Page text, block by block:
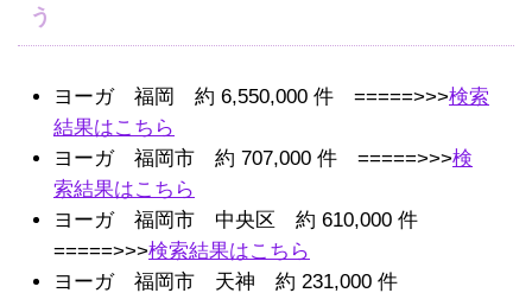
う
ヨーガ 福岡 約 6,550,000 件 =====>>>検索
結果はこちら
ヨーガ 福岡市 約 707,000 件 =====>>>検
索結果はこちら
ヨーガ 福岡市 中央区 約 610,000 件
=====>>>検索結果はこちら
ヨーガ 福岡市 天神 約 231,000 件